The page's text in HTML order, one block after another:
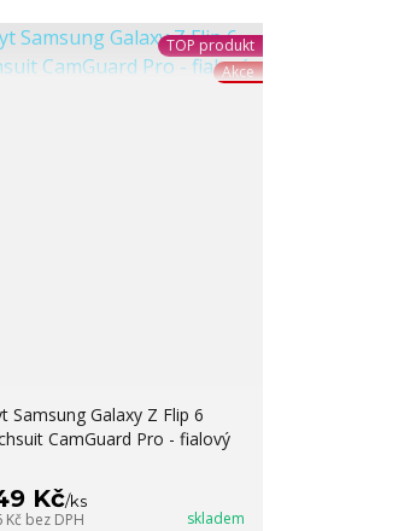
TOP produkt
Akce
Samsung Galaxy Z Flip 6
CamGuard Pro - fialový
Kč/ks
Kč bez DPH skladem